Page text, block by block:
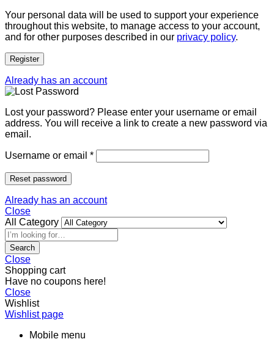
Your personal data will be used to support your experience
throughout this website, to manage access to your account,
and for other purposes described in our privacy policy.
Register
Already has an account
Lost your password? Please enter your username or email
address. You will receive a link to create a new password via
email.
Username or email *
Reset password
Already has an account
Close
All Category
Search
Close
Shopping cart
Have no coupons here!
Close
Wishlist
Wishlist page
Mobile menu